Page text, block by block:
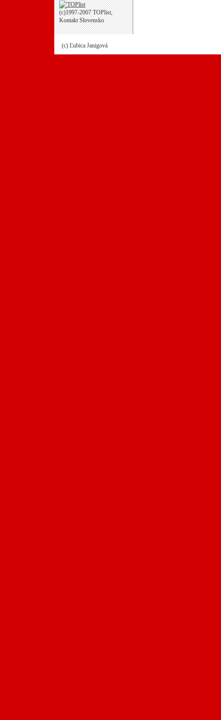
(c)1997-2007 TOPlist,
Kontakt Slovensko
(c) Ľubica Janigová